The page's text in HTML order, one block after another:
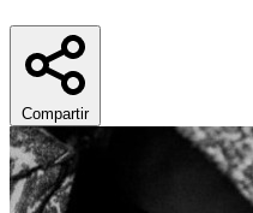
Compartir